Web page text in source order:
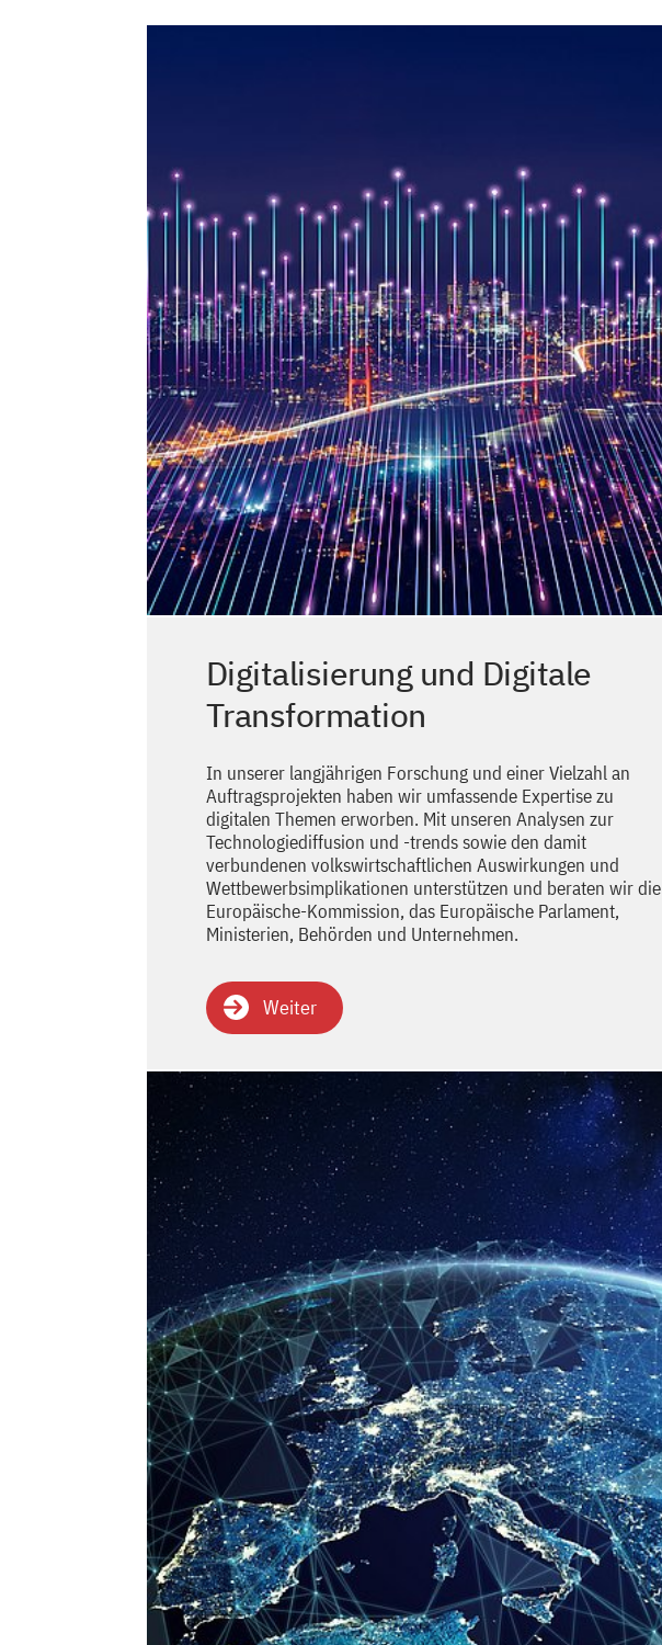
Digitalisierung und Digitale
Transformation
In unserer langjährigen Forschung und einer Vielzahl an
Auftragsprojekten haben wir umfassende Expertise zu
digitalen Themen erworben. Mit unseren Analysen zur
Technologiediffusion und -trends sowie den damit
verbundenen volkswirtschaftlichen Auswirkungen und
Wettbewerbsimplikationen unterstützen und beraten wir die
Europäische-Kommission, das Europäische Parlament,
Ministerien, Behörden und Unternehmen.
Weiter